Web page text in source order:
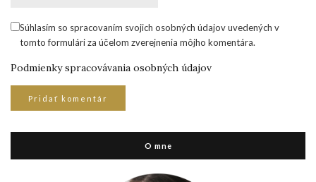
Súhlasím so spracovaním svojich osobných údajov uvedených v
tomto formulári za účelom zverejnenia môjho komentára.
Podmienky spracovávania osobných údajov
O mne